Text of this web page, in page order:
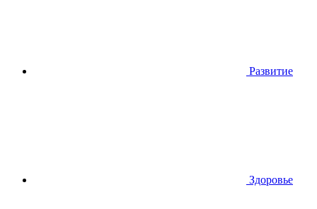
Развитие
Здоровье